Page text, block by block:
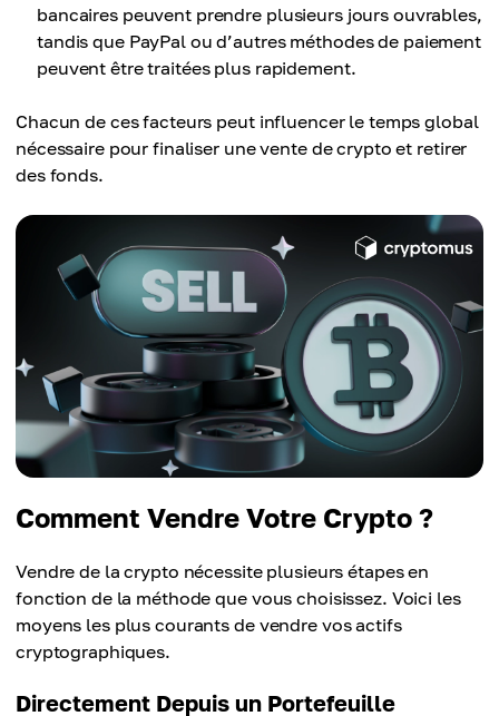
bancaires peuvent prendre plusieurs jours ouvrables,
tandis que PayPal ou d’autres méthodes de paiement
peuvent être traitées plus rapidement.
Chacun de ces facteurs peut influencer le temps global
nécessaire pour finaliser une vente de crypto et retirer
des fonds.
Comment Vendre Votre Crypto ?
Vendre de la crypto nécessite plusieurs étapes en
fonction de la méthode que vous choisissez. Voici les
moyens les plus courants de vendre vos actifs
cryptographiques.
Directement Depuis un Portefeuille